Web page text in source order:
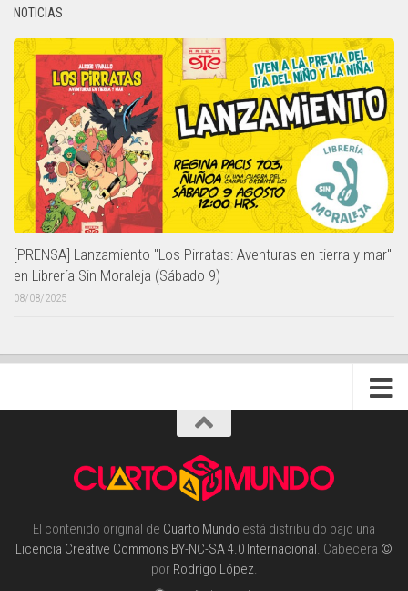
NOTICIAS
[PRENSA] Lanzamiento "Los Pirratas: Aventuras en tierra y mar"
en Librería Sin Moraleja (Sábado 9)
08/08/2025
El contenido original de Cuarto Mundo está distribuido bajo una
Licencia Creative Commons BY-NC-SA 4.0 Internacional. Cabecera ©
por Rodrigo López.